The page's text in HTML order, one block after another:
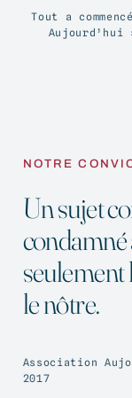
Tout a
Aujourd’hui
NOTRE
Un sujet
seulement
le nôtre.
Association
2017